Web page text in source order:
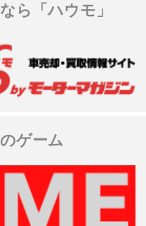
ら「ハウモ」
ゲーム